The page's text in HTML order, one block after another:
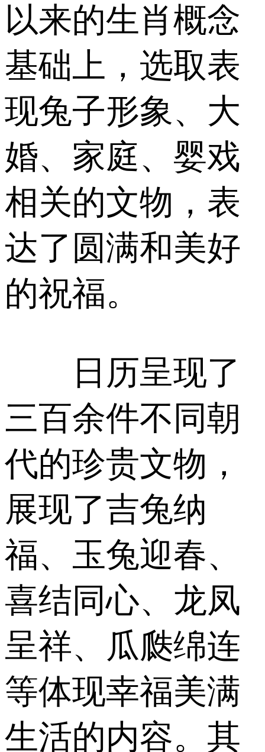
以来的生肖概念
基础上，选取表
现兔子形象、大
婚、家庭、婴戏
相关的文物，表
达了圆满和美好
的祝福。
日历呈现了
三百余件不同朝
代的珍贵文物，
展现了吉兔纳
福、玉兔迎春、
喜结同心、龙凤
呈祥、瓜瓞绵连
等体现幸福美满
生活的内容。其